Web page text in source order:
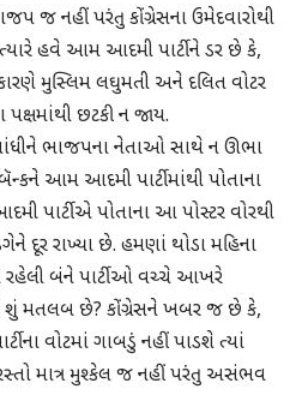
જ નહીં પરંતુ કોંગ્રેસના ઉમેદવારોથી
હવે આમ આદમી પાર્ટીને ડર છે કે,
મુસ્લિમ લઘુમતી અને દલિત વોટર
પક્ષમાંથી છટકી ન જાય.
ભાજપના નેતાઓ સાથે ન ઊભા
આમ આદમી પાર્ટીમાંથી પોતાના
પાર્ટીએ પોતાના આ પોસ્ટર વોરથી
દૂર રાખ્યા છે. હમણાં થોડા મહિના
રહેલી બંને પાર્ટીઓ વચ્ચે આખરે
શું મતલબ છે? કોંગ્રેસને ખબર જ છે કે,
વોટમાં ગાબડું નહીં પાડશે ત્યાં
રસ્તો માત્ર મુશ્કેલ જ નહીં પરંતુ અસંભવ